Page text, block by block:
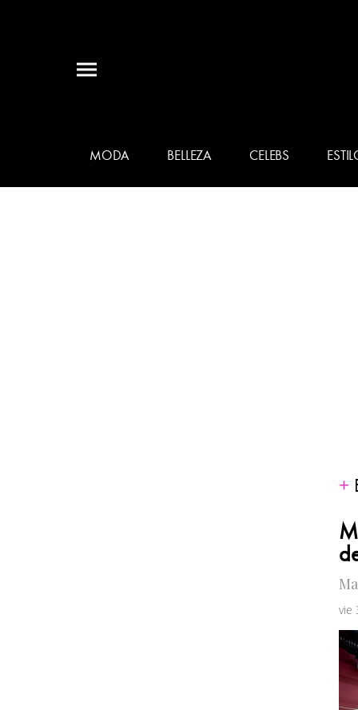
MODA BELLEZA CELEBS
vie